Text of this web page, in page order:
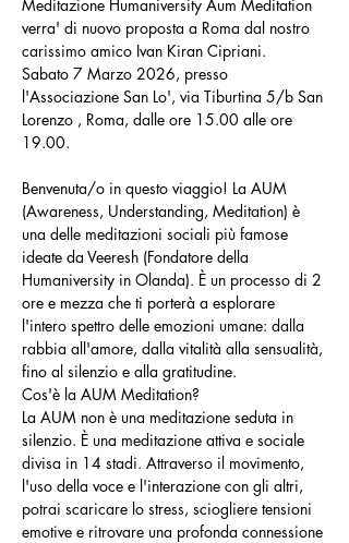
Meditazione Humaniversity Aum Meditation
verra' di nuovo proposta a Roma dal nostro
carissimo amico Ivan Kiran Cipriani.
Sabato 7 Marzo 2026, presso
l'Associazione San Lo', via Tiburtina 5/b San
Lorenzo , Roma, dalle ore 15.00 alle ore
19.00.
Benvenuta/o in questo viaggio! La AUM
(Awareness, Understanding, Meditation) è
una delle meditazioni sociali più famose
ideate da Veeresh (Fondatore della
Humaniversity in Olanda). È un processo di 2
ore e mezza che ti porterà a esplorare
l'intero spettro delle emozioni umane: dalla
rabbia all'amore, dalla vitalità alla sensualità,
fino al silenzio e alla gratitudine.
Cos'è la AUM Meditation?
La AUM non è una meditazione seduta in
silenzio. È una meditazione attiva e sociale
divisa in 14 stadi. Attraverso il movimento,
l'uso della voce e l'interazione con gli altri,
potrai scaricare lo stress, sciogliere tensioni
emotive e ritrovare una profonda connessione